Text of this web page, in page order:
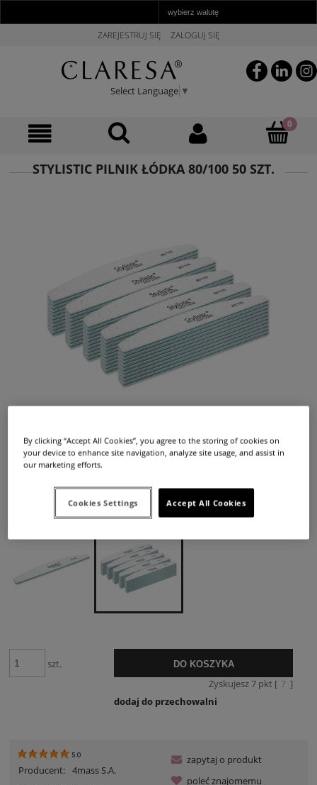
ZAREJESTRUJ SIĘ ZALOGUJ SIĘ
Select Language ▼
STYLISTIC PILNIK ŁÓDKA 80/100 50 SZT.
Dostępność:
duża ilość
Dostawa:
od 12,99 zł
39,00 zł
szt. DO KOSZYKA
Zyskujesz7 pkt [ ? ]
dodaj do przechowalni
5.0
Producent: 4mass S.A.
zapytaj o produkt
poleć znajomemu
By clicking “Accept All Cookies”, you agree to the storing of cookies on
your device to enhance site navigation, analyze site usage, and assist in
our marketing efforts.
Accept All Cookies
Cookies Settings